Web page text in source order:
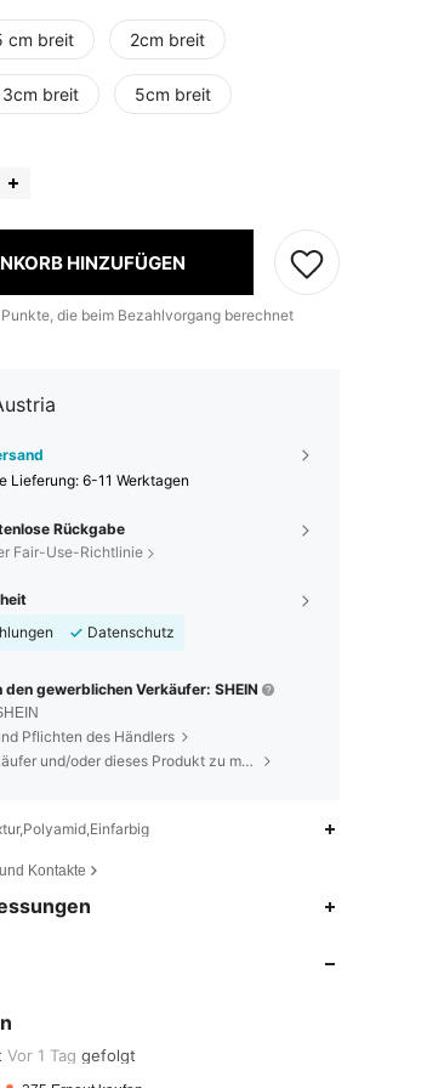
cm breit 2cm breit
3cm breit 5cm breit
HINZUFÜGEN
die beim Bezahlvorgang berechnet
Lieferung:6-11 Werktagen
Rückgabe
Fair-Use-Richtlinie
Datenschutz
gewerblichen Verkäufer: SHEIN
Pflichten des Händlers
Um diesen Verkäufer und/oder dieses Produkt zu melden
Kontakte
2
Vor 1 Tag gefolgt